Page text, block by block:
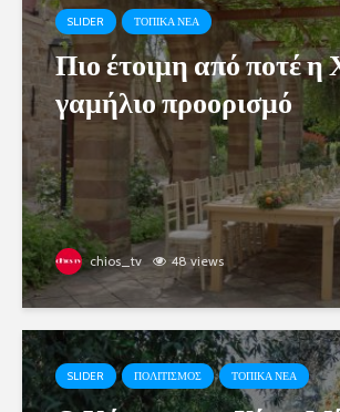
SLIDER ΤΟΠΙΚΑ ΝΕΑ
Πιο έτοιμη από ποτέ η
γαμήλιο προορισμό
chios_tv 48 views
SLIDER ΠΟΛΙΤΙΣΜΟΣ ΤΟΠΙΚΑ ΝΕΑ